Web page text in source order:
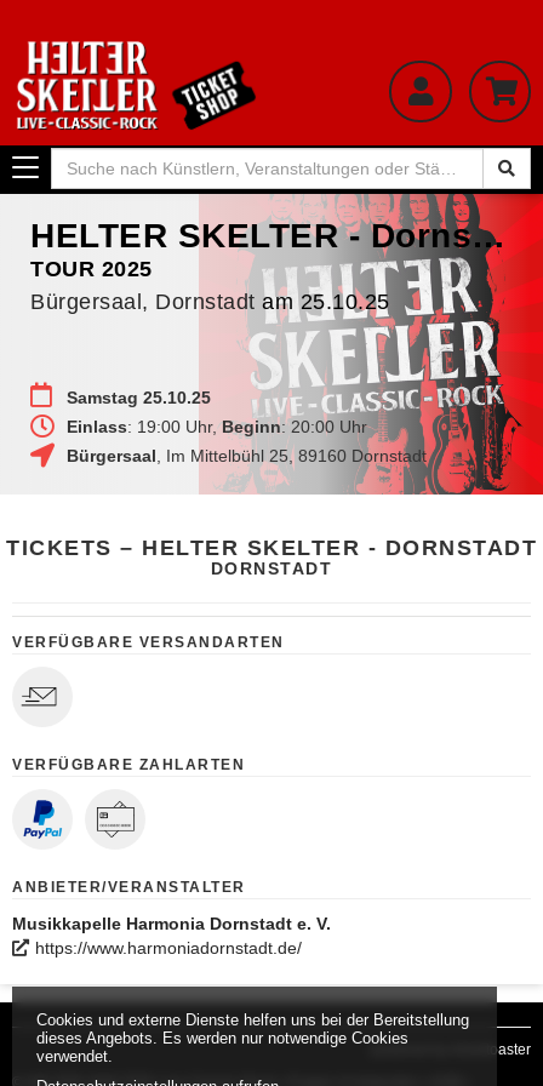
Toggle
navigation
HELTER SKELTER - Dornstadt
TOUR 2025
Bürgersaal, Dornstadt am 25.10.25
Samstag 25.10.25
Einlass: 19:00 Uhr,Beginn: 20:00 Uhr
Bürgersaal
Im Mittelbühl 25, 89160 Dornstadt
TICKETS – HELTER SKELTER - DORNSTADT
DORNSTADT
VERFÜGBARE VERSANDARTEN
VERFÜGBARE ZAHLARTEN
ANBIETER/VERANSTALTER
Musikkapelle Harmonia Dornstadt e. V.
https://www.harmoniadornstadt.de/
powered by tickettoaster
© HELTER SKELTER Live-Classic-Rock •
Cookies und externe Dienste helfen uns bei der Bereitstellung
dieses Angebots. Es werden nur notwendige Cookies
verwendet.